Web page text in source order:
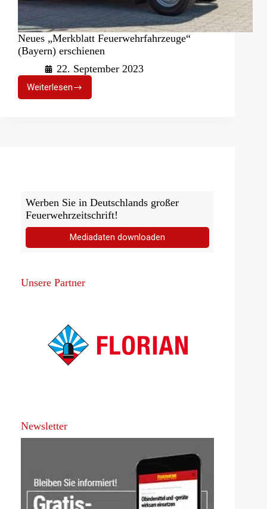
Neues „Merkblatt Feuerwehrfahrzeuge“
(Bayern) erschienen
22. September 2023
Weiterlesen
Neues
„Merkblatt
Werben Sie in Deutschlands großer
Feuerwehrzeitschrift!
Mediadaten downloaden
Unsere Partner
Newsletter